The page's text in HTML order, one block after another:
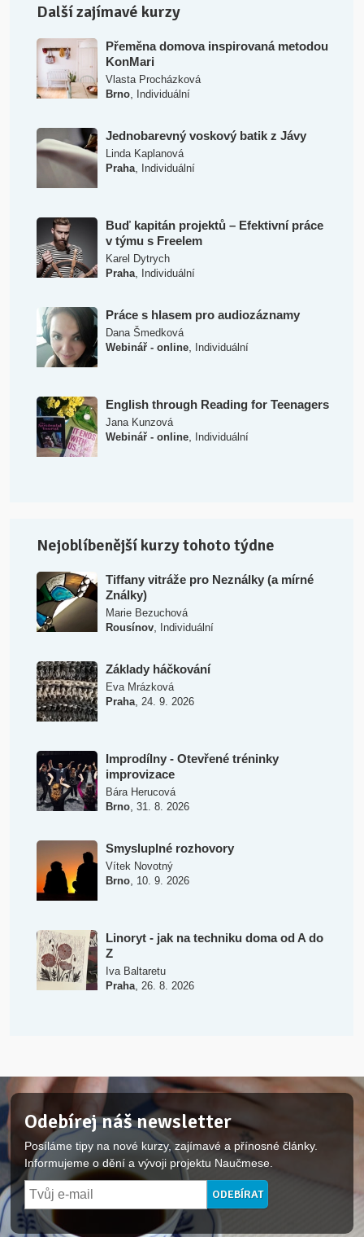
Další zajímavé kurzy
Přeměna domova inspirovaná metodou
KonMari
Vlasta Procházková
Brno, Individuální
Jednobarevný voskový batik z Jávy
Linda Kaplanová
Praha, Individuální
Buď kapitán projektů – Efektivní práce
v týmu s Freelem
Karel Dytrych
Praha, Individuální
Práce s hlasem pro audiozáznamy
Dana Šmedková
Webinář - online, Individuální
English through Reading for Teenagers
Jana Kunzová
Webinář - online, Individuální
Nejoblíbenější kurzy tohoto týdne
Tiffany vitráže pro Neználky (a mírné
Ználky)
Marie Bezuchová
Rousínov, Individuální
Základy háčkování
Eva Mrázková
Praha, 24. 9. 2026
Improdílny - Otevřené tréninky
improvizace
Bára Herucová
Brno, 31. 8. 2026
Smysluplné rozhovory
Vítek Novotný
Brno, 10. 9. 2026
Linoryt - jak na techniku doma od A do
Z
Iva Baltaretu
Praha, 26. 8. 2026
Odebírej náš newsletter
Posíláme tipy na nové kurzy, zajímavé a přínosné články.
Informujeme o dění a vývoji projektu Naučmese.